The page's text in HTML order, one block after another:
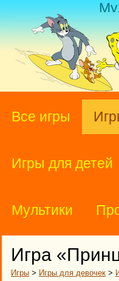
Все игры
Игры для детей
Мультики
Игра
Игры > Игры для девочек >